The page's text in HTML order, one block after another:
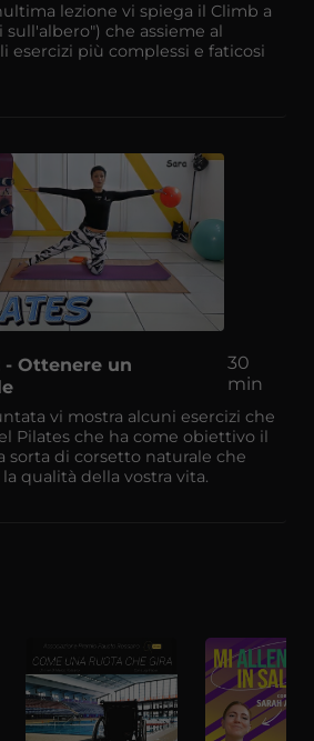
lezione vi spiega il Climb a
sull'albero") che assieme al
esercizi più complessi e faticosi
- Ottenere un
30
min
vi mostra alcuni esercizi che
Pilates che ha come obiettivo il
sorta di corsetto naturale che
qualità della vostra vita.